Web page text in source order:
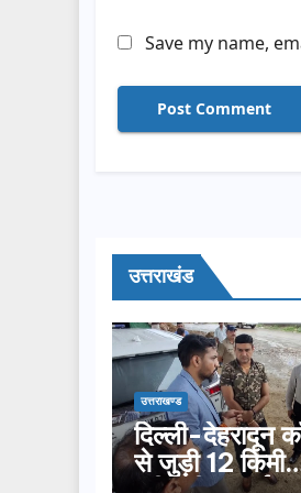
Save my name,
उत्तराखंड
उत्तराखण्ड
दिल्ली-देहरादून
से जुड़ी 12 किमी